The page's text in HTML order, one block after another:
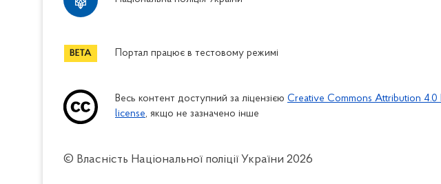
Портал працює в тестовому режимі
Весь контент доступний за ліцензією Creative Commons Attribution 4.0
license, якщо не зазначено інше
© Власність Національної поліції України 2026